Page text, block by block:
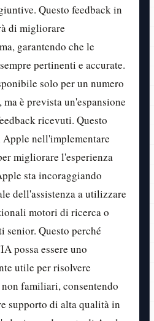
Questo feedback in
di migliorare
garantendo che le
pertinenti e accurate.
solo per un numero
è prevista un'espansione
ricevuti. Questo
nell'implementare
migliorare l'esperienza
sta incoraggiando
dell'assistenza a utilizzare
motori di ricerca o
senior. Questo perché
possa essere uno
utile per risolvere
familiari, consentendo
supporto di alta qualità in